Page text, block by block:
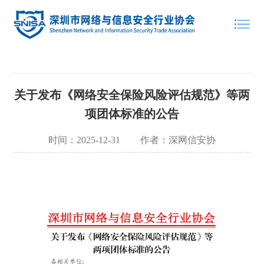
关于发布《网络安全保险风险评估规范》等两
项团体标准的公告
时间：2025-12-31 作者：深网信安协